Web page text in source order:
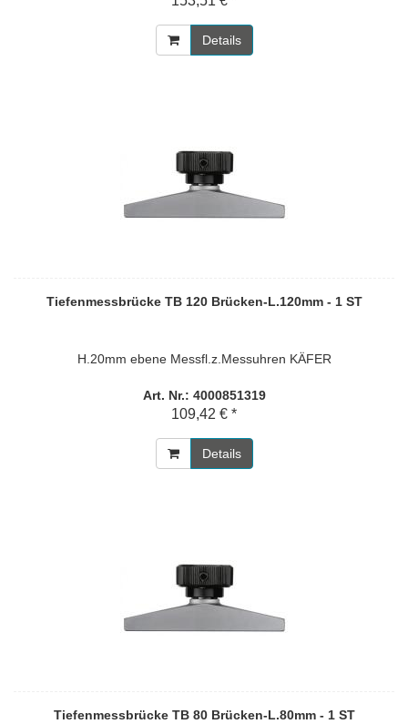
Details
Tiefenmessbrücke TB 120 Brücken-L.120mm - 1 ST
H.20mm ebene Messfl.z.Messuhren KÄFER
Art. Nr.: 4000851319
109,42 € *
Details
Tiefenmessbrücke TB 80 Brücken-L.80mm - 1 ST